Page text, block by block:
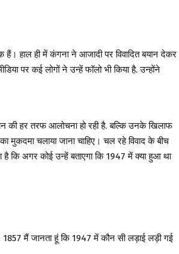
हैं। हाल ही में कंगना ने आजादी पर विवादित बयान देकर
पर कई लोगों ने उन्हें फॉलो भी किया है. उन्होंने
की हर तरफ आलोचना हो रही है. बल्कि उनके खिलाफ
चलाया जाना चाहिए। चल रहे विवाद के बीच
है कि अगर कोई उन्हें बताएगा कि 1947 में क्या हुआ था
मैं जानता हूं कि 1947 में कौन सी लड़ाई लड़ी गई